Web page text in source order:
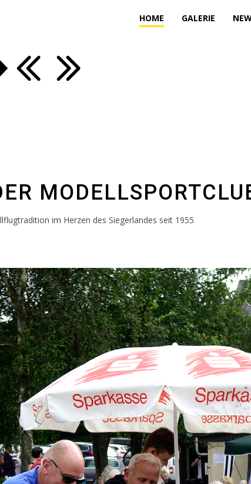
HOME GALERIE
im Herzen des Siegerlandes seit 1955